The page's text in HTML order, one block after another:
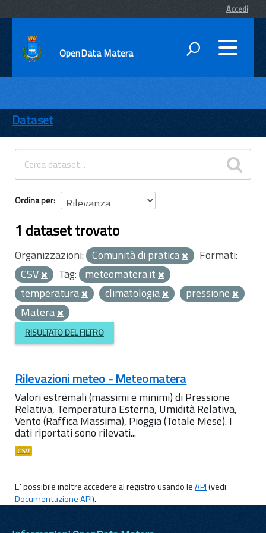
Accedi
OpenData Matera
ENTI
TEMI
INFORMAZIONI
Dataset
Ordina per
1 dataset trovato
Organizzazioni: Comunità di pratica
Formati:
CSV
Tag: meteomatera.it
temperatura
climatologia
pressione
Matera
RISULTATO DEL FILTRO
Rilevazioni meteo - Meteomatera
Valori estremali (massimi e minimi) di Pressione
Relativa, Temperatura Esterna, Umidità Relativa,
Vento (Raffica Massima), Pioggia (Totale Mese). I
dati riportati sono rilevati...
CSV
E' possibile inoltre accedere al registro usando leAPI(vedi
Documentazione API).